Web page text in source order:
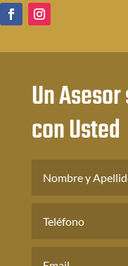
Un
con Usted